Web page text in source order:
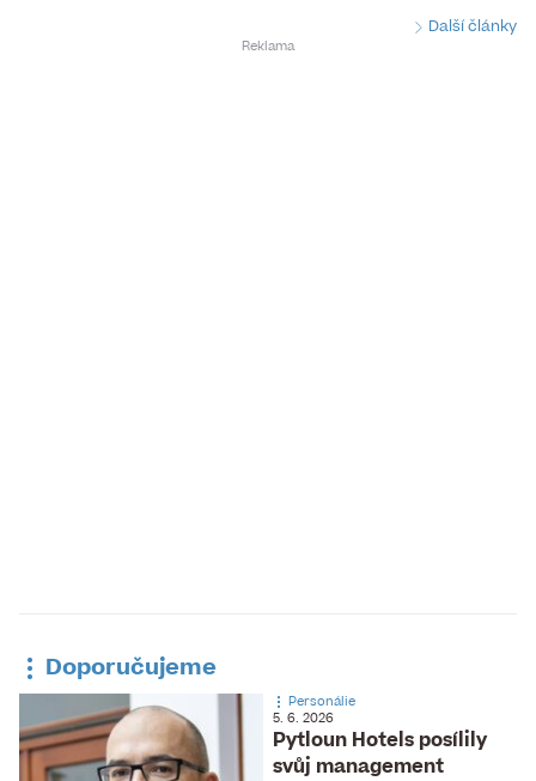
Další články
Doporučujeme
Pytloun Hotels posílily
svůj management
Personálie
5. 6. 2026